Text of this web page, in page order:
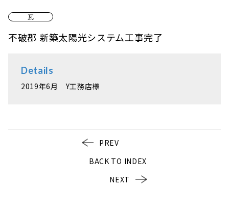
瓦
不破郡 新築太陽光システム工事完了
Details
2019年6月 Y工務店様
PREV
BACK TO INDEX
NEXT